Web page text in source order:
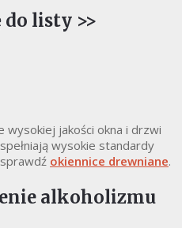
listy >>
jakości okna i drzwi
wysokie standardy
okiennice drewniane.
alkoholizmu